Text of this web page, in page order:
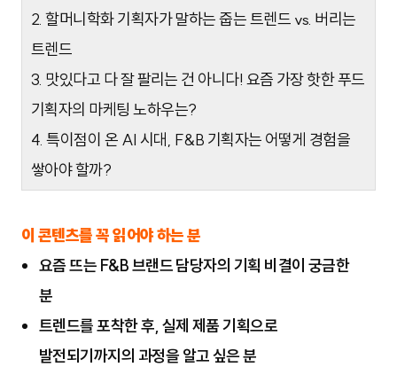
2. 할머니학화 기획자가 말하는 줍는 트렌드 vs. 버리는
트렌드
3. 맛있다고 다 잘 팔리는 건 아니다! 요즘 가장 핫한 푸드
기획자의 마케팅 노하우는?
4. 특이점이 온 AI 시대, F&B 기획자는 어떻게 경험을
쌓아야 할까?
이 콘텐츠를 꼭 읽어야 하는 분
요즘 뜨는 F&B 브랜드 담당자의 기획 비결이 궁금한
분
트렌드를 포착한 후, 실제 제품 기획으로
발전되기까지의 과정을 알고 싶은 분